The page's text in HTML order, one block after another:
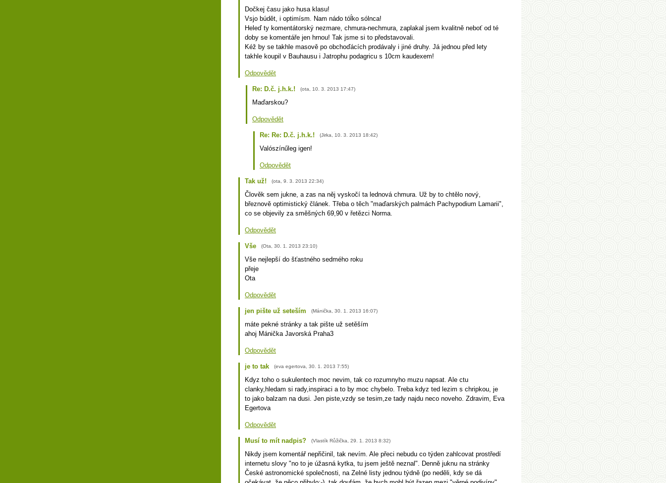
Dočkej času jako husa klasu!
Vsjo búdět, i optimísm. Nam nádo tóĺko sólnca!
Heleď ty komentátorský nezmare, chmura-nechmura, zaplakal jsem kvalitně neboť od té
doby se komentáře jen hrnou! Tak jsme si to představovali.
Kéž by se takhle masově po obchoďácích prodávaly i jiné druhy. Já jednou před lety
takhle koupil v Bauhausu i Jatrophu podagricu s 10cm kaudexem!
Odpovědět
Re: D.č. j.h.k.! (ota 10. 3. 2013 17:47)
Maďarskou?
Odpovědět
Re: Re: D.č. j.h.k.! (Jirka 10. 3. 2013 18:42)
Valószínűleg igen!
Odpovědět
Tak už! (ota 9. 3. 2013 22:34)
Člověk sem jukne, a zas na něj vyskočí ta lednová chmura. Už by to chtělo nový,
březnově optimistický článek. Třeba o těch "maďarských palmách Pachypodium Lamarii",
co se objevily za směšných 69,90 v řetězci Norma.
Odpovědět
Vše (Ota 30. 1. 2013 23:10)
Vše nejlepší do šťastného sedmého roku
přeje
Ota
Odpovědět
jen pište už seteším (Mánička 30. 1. 2013 16:07)
máte pekné stránky a tak pište už setěším
ahoj Mánička Javorská Praha3
Odpovědět
je to tak (eva egertova 30. 1. 2013 7:55)
Kdyz toho o sukulentech moc nevim, tak co rozumnyho muzu napsat. Ale ctu
clanky,hledam si rady,inspiraci a to by moc chybelo. Treba kdyz ted lezim s chripkou, je
to jako balzam na dusi. Jen piste,vzdy se tesim,ze tady najdu neco noveho. Zdravim, Eva
Egertova
Odpovědět
Musí to mít nadpis? (Vlastík Růžička 29. 1. 2013 8:32)
Nikdy jsem komentář nepřičinil, tak nevím. Ale přeci nebudu co týden zahlcovat prostředí
internetu slovy "no to je úžasná kytka, tu jsem ještě neznal". Denně juknu na stránky
České astronomické společnosti, na Zelné listy jednou týdně (po neděli, kdy se dá